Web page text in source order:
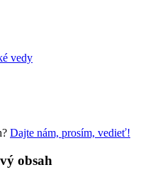
vedy
Dajte nám, prosím, vedieť!
obsah